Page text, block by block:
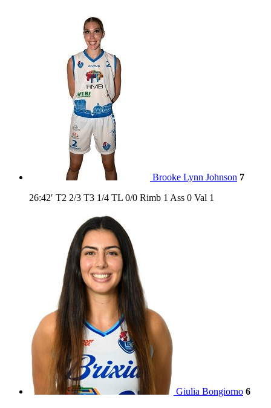
Brooke Lynn Johnson 7
26:42′ T2 2/3 T3 1/4 TL 0/0 Rimb 1 Ass 0 Val 1
Giulia Bongiorno 6